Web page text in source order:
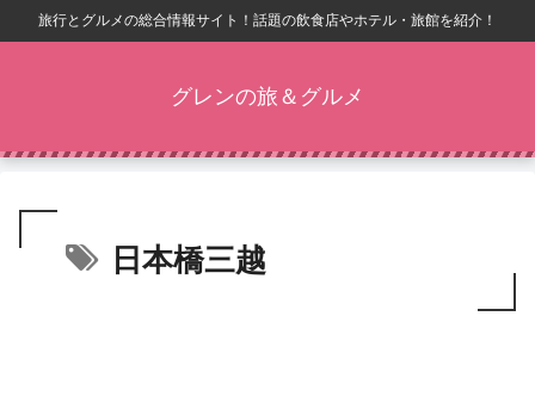
旅行とグルメの総合情報サイト！話題の飲食店やホテル・旅館を紹介！
グレンの旅＆グルメ
日本橋三越